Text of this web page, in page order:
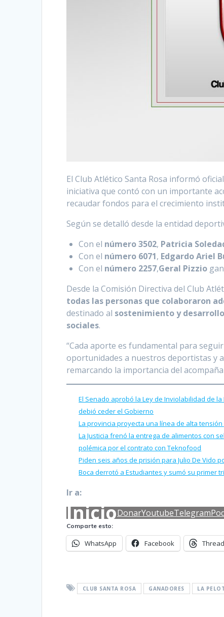
El Club Atlético Santa Rosa informó
iniciativa que contó con un importante
recaudar fondos para el crecimiento
Según se detalló desde la entidad
Con el número 3502, Patricia
Con el número 6071, Edgardo Ariel
Con el número 2257,Geral Pizzio
Desde la Comisión Directiva del Club
todas las personas que colaboraron
destinado al sostenimiento y
sociales.
“Cada aporte es fundamental para
oportunidades a nuestros deportistas y
remarcando la importancia del
El Senado aprobó la Ley de Inviolabilidad de
debió ceder el Gobierno
La provincia proyecta una línea de alta
La Justicia frenó la entrega de alimentos con
polémica por el contrato con Teknofood
Piden seis años de prisión para Julio De Vido
Boca derrotó a Estudiantes y sumó su primer
Ir a:
InicioDonarYoutubeTelegram
Comparte esto:
WhatsApp Facebook
CLUB SANTA ROSA GANADORES LA